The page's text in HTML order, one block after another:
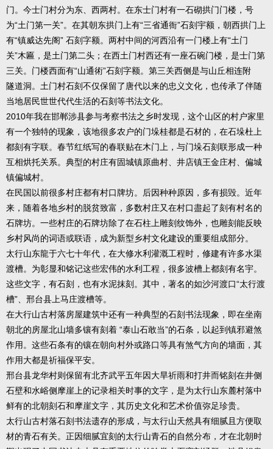
门。今士门村分为东、西两村。在东士门村有一石砌拱门门楼，号
为“土门第一关”。在其朝东拱门上有“三省通衙”石刻宇额，朝西拱门上
有“镇威达先阁” 石刻字额。两村中间的河西沿有一门楼上有“土门
关”木匾，是土门第二头；在西土门村西还有一座石碗门楼，是士门第
三关。门楼西面有“山通術”石刻字额。第三关西侧是与山丘相连附
隧道洞。土门村石刻不仅保留了唐代以来的忠义文化，也传承了伴随
当地居民世世代代生活的石刻等书法文化。
2010年我在邯郸涉县参与考察书法之乡时发现，这个山区的村户家里
有一个独特的现象，该地很多农户的门垛桂都是石材的，在石垛杜上
都刻有字联。春节红纸写的春联贴在木门上，与门垛石刻联形成一种
互相烘托关系。典型的村庄有固城镇原曲村、井店镇王金庄村、偏城
镇偏城村。
在民国以前很多村庄都有村口牌坊。后因种种原因，多有损毁。近年
来，随着各地乡村的脱贫致富，多数村庄又在村口盡起了刻有村名的
石牌坊。一些村庄的石牌坊除了在石柱上雕刻纹饰外，也雕刻能反映
乡村风尚的词语或联语，成为新型乡村文化建设的重要组成部分。
太行山东龍于六七十年代，在大修水利灌溉工程时，修建有许多水渠
渡槽。为彰显和铭记这些宏伟的水利工程，很多波槽上都刻有名宇。
这些文字，有石刻，也有水泥抹刻。其中，著名的如沙河渡口“太行渡
槽”、邢台县上马庄渡槽等。
在大行山古村落房屋建筑中还有一种典型的石刻书法现象，即在坐南
朝北的房屋北山墙多镶有刻着 “泰山石敢当”的石条，以起到镇邪避煞
作用。这些石条有的镶在朝向村外或路口等具有煞气方向的墙面，其
作用大都是祈福保平安。
邢台县龙华村则保留有北齐武平五年因大旱祈雨和打井而铭刻在井侧
石壁和水峪侧摩崖上的记录相关时事的文字，是为太行山东麓村落中
鲜有的北朝刻石和摩崖文字，其历史文化和艺术价值弥足珍贵。
太行山古村落石刻书法遗存的形成，与太行山天然具有细腻且方便取
材的青石有关。正因细腻宜刻的太行山青石的自然分布，才在北朝时